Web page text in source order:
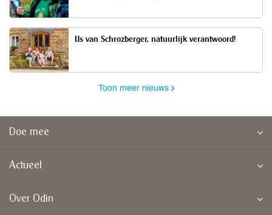
IJs van Schrozberger, natuurlijk verantwoord!
Toon meer nieuws
Doe mee
Actueel
Over Odin